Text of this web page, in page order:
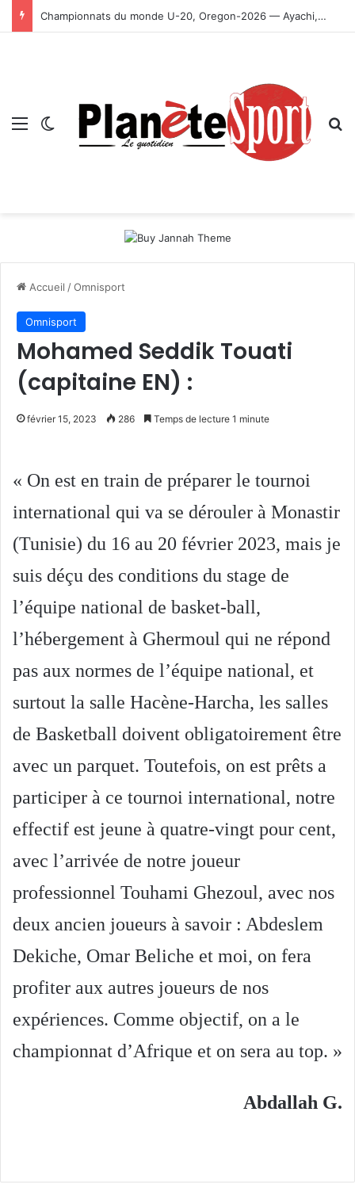
Championnats du monde U-20, Oregon-2026 — Ayachi, Dissa, Touahria et Ghezali en finale
Menu Switch skin
Accueil /Omnisport
Omnisport
Mohamed Seddik Touati
(capitaine EN) :
février 15, 2023 286 Temps de lecture 1 minute
« On est en train de préparer le tournoi
international qui va se dérouler à Monastir
(Tunisie) du 16 au 20 février 2023, mais je
suis déçu des conditions du stage de
l’équipe national de basket-ball,
l’hébergement à Ghermoul qui ne répond
pas aux normes de l’équipe national, et
surtout la salle Hacène-Harcha, les salles
de Basketball doivent obligatoirement être
avec un parquet. Toutefois, on est prêts a
participer à ce tournoi international, notre
effectif est jeune à quatre-vingt pour cent,
avec l’arrivée de notre joueur
professionnel Touhami Ghezoul, avec nos
deux ancien joueurs à savoir : Abdeslem
Dekiche, Omar Beliche et moi, on fera
profiter aux autres joueurs de nos
expériences. Comme objectif, on a le
championnat d’Afrique et on sera au top. »
Abdallah G.